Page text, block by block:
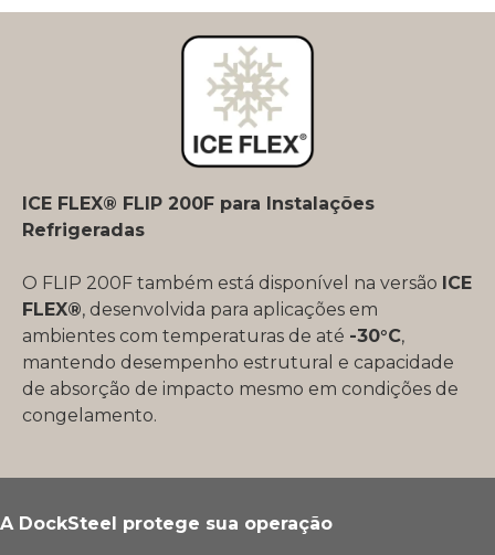
ICE FLEX® FLIP 200F para Instalações
Refrigeradas
O FLIP 200F também está disponível na versão ICE
FLEX®, desenvolvida para aplicações em
ambientes com temperaturas de até -30°C,
mantendo desempenho estrutural e capacidade
de absorção de impacto mesmo em condições de
congelamento.
A DockSteel protege sua operação